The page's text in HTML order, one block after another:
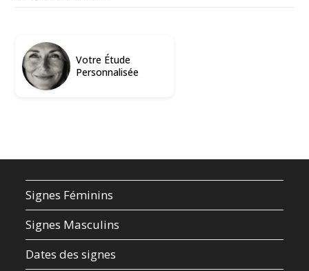
Votre Étude
Personnalisée
Signes Féminins
Signes Masculins
Dates des signes